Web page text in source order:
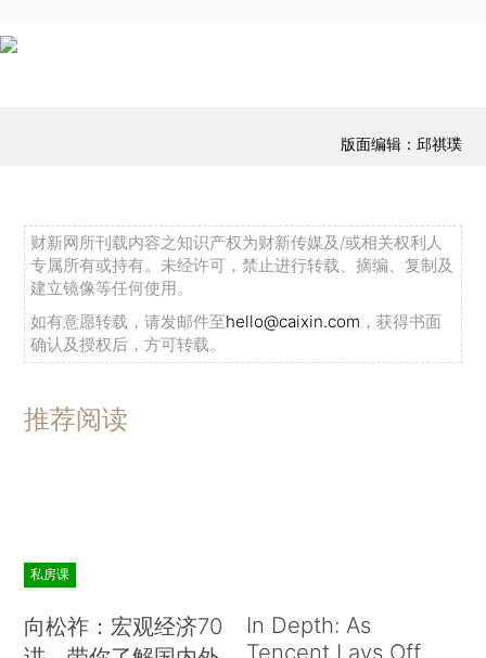
版面编辑：邱祺璞
财新网所刊载内容之知识产权为财新传媒及/或相关权利人
专属所有或持有。未经许可，禁止进行转载、摘编、复制及
建立镜像等任何使用。
如有意愿转载，请发邮件至hello@caixin.com ，获得书面
确认及授权后，方可转载。
推荐阅读
私房课
向松祚：宏观经济70
In Depth: As
Tencent Lays Off